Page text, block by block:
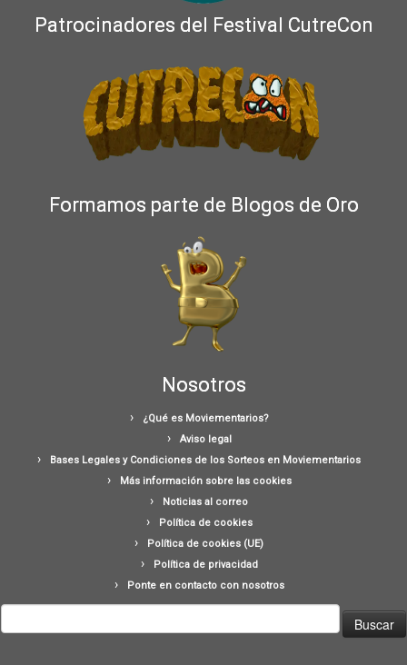
Patrocinadores del Festival CutreCon
Formamos parte de Blogos de Oro
Nosotros
¿Qué es Moviementarios?
Aviso legal
Bases Legales y Condiciones de los Sorteos en Moviementarios
Más información sobre las cookies
Noticias al correo
Política de cookies
Política de cookies (UE)
Política de privacidad
Ponte en contacto con nosotros